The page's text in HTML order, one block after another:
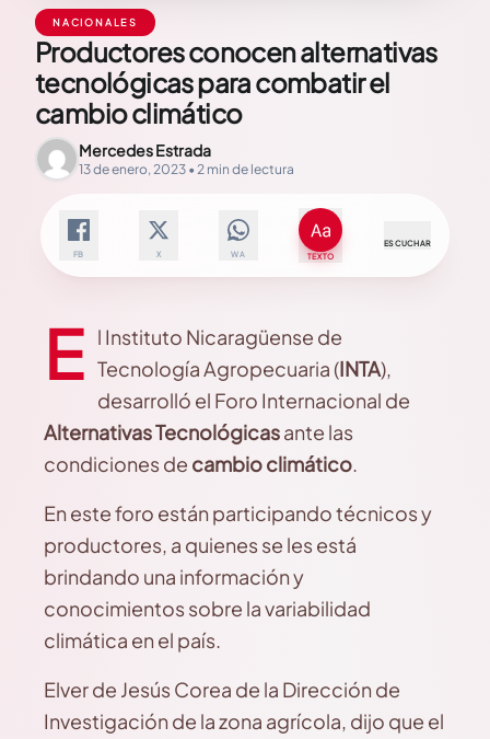
NACIONALES
Productores conocen alternativas
tecnológicas para combatir el
cambio climático
Mercedes Estrada
13 de enero, 2023 • 2 min de lectura
FB X WA TEXTO
ESCUCHAR
E l Instituto Nicaragüense de
Tecnología Agropecuaria (INTA),
desarrolló el Foro Internacional de
Alternativas Tecnológicasante las
condiciones de cambio climático.
En este foro están participando técnicos y
productores, a quienes se les está
brindando una información y
conocimientos sobre la variabilidad
climática en el país.
Elver de Jesús Corea de la Dirección de
Investigación de la zona agrícola, dijo que el